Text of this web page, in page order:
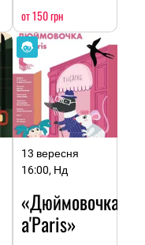
от 150 грн
13 вересня
16:00, Нд
«Дюймовочка
a'Paris»